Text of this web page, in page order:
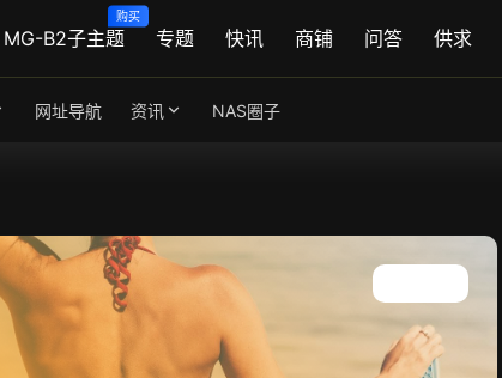
MG-B2子主题
购买
专题 快讯 商铺 问答 供求
网址导航 资讯 NAS圈子